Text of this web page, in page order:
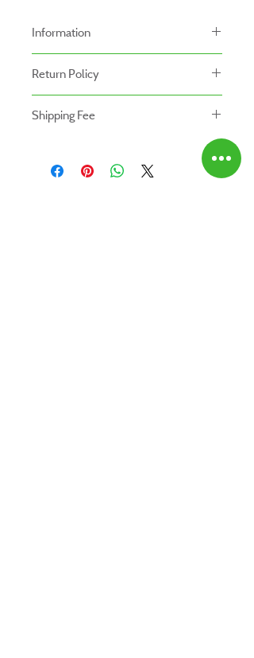
Information
หน้าร้านและสาขาของเรา
-ระยะเวลารับประกันสินค้าบนเว็ปไซท์อาจจะแตก
ต่างจากการซื้อสินค้าหน้าร้าน
Return Policy
- สินค้าสามารถคืนได้ภายใน 7 วัน หลังจากรับ
- สินค้าต้องอยู่ในสภาพที่สมบูรณ์ พร้อมกล่อง
Shipping Fee
- สินค้ายังไม่รวมค่าจัดส่ง ผู้ซื้อเป็นผู้รับผิดชอบ
ค่าจัดส่ง